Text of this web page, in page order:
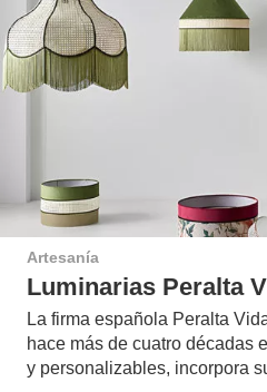
Artesanía
Luminarias Peralta
La firma española Peralta
hace más de cuatro décadas
y personalizables, incorpora